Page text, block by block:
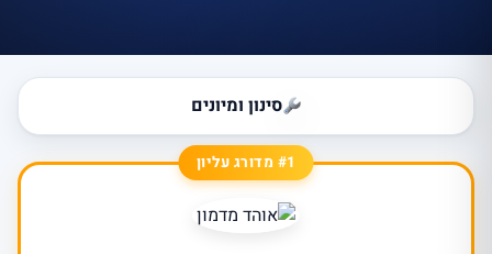
סינון ומיונים
#1 מדורג עליון